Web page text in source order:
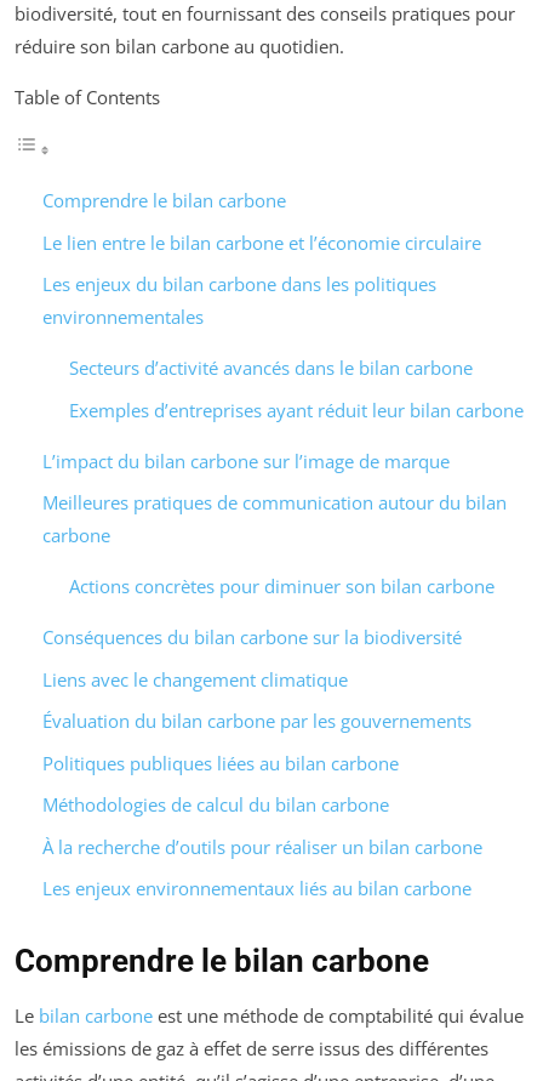
biodiversité, tout en fournissant des conseils pratiques pour
réduire son bilan carbone au quotidien.
Table of Contents
Comprendre le bilan carbone
Le lien entre le bilan carbone et l’économie circulaire
Les enjeux du bilan carbone dans les politiques
environnementales
Secteurs d’activité avancés dans le bilan carbone
Exemples d’entreprises ayant réduit leur bilan carbone
L’impact du bilan carbone sur l’image de marque
Meilleures pratiques de communication autour du bilan
carbone
Actions concrètes pour diminuer son bilan carbone
Conséquences du bilan carbone sur la biodiversité
Liens avec le changement climatique
Évaluation du bilan carbone par les gouvernements
Politiques publiques liées au bilan carbone
Méthodologies de calcul du bilan carbone
À la recherche d’outils pour réaliser un bilan carbone
Les enjeux environnementaux liés au bilan carbone
Comprendre le bilan carbone
Le bilan carbone est une méthode de comptabilité qui évalue
les émissions de gaz à effet de serre issus des différentes